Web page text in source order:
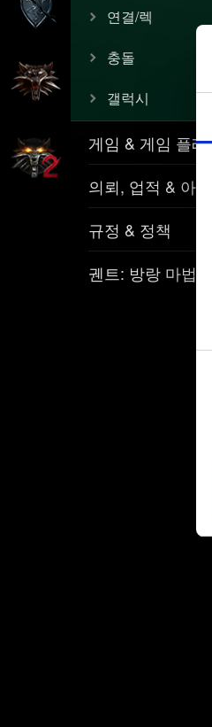
연결/렉
충돌
갤럭시
게임 & 게임 플레
의뢰, 업적 & 아
규정 & 정책
궨트: 방랑 마법사